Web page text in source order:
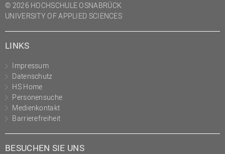
© 2026 HOCHSCHULE OSNABRÜCK
UNIVERSITY OF APPLIED SCIENCES
LINKS
Impressum
Datenschutz
HS Home
Personensuche
Medienkontakt
Barrierefreiheit
BESUCHEN SIE UNS